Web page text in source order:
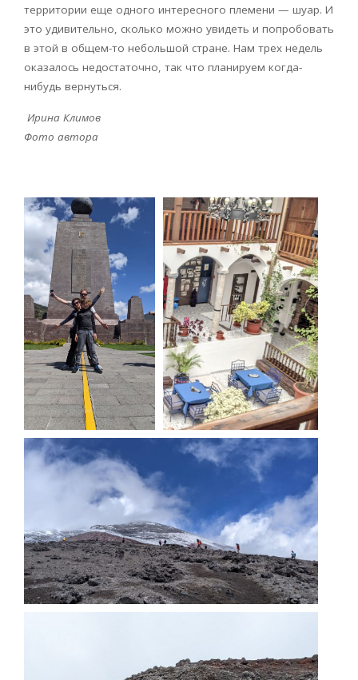
территории еще одного интересного племени — шуар. И
это удивительно, сколько можно увидеть и попробовать
в этой в общем-то небольшой стране. Нам трех недель
оказалось недостаточно, так что планируем когда-
нибудь вернуться.
Ирина Климов
Фото автора